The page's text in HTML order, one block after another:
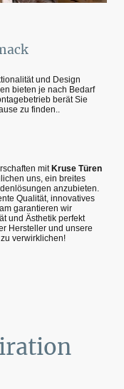
und Design
bieten je nach Bedarf
berät Sie
zu finden..
mitKruse Türen
uns, ein breites
anzubieten.
Qualität, innovatives
garantieren wir
und Ästhetik perfekt
Hersteller und unsere
verwirklichen!